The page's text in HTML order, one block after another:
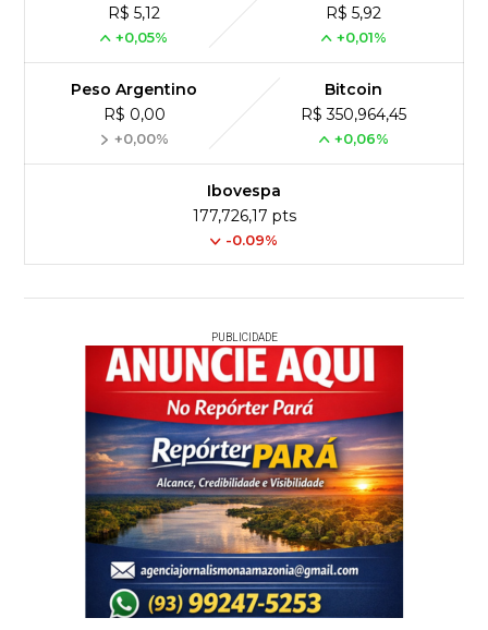
R$ 5,12
+0,05%
R$ 5,92
+0,01%
Peso Argentino
R$ 0,00
+0,00%
Bitcoin
R$ 350,964,45
+0,06%
Ibovespa
177,726,17 pts
-0.09%
PUBLICIDADE